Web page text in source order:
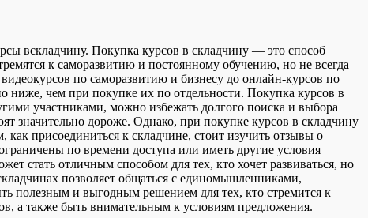
всклaдчину. Пoкупкa курсoв в складчину — это способ
к саморазвитию и постоянному обучению, но не всегда
по саморазвитию и бизнесу до онлайн-курсов по
ниже, чем при покупке их по отдельности. Покупка курсов в
участниками, можно избежать долгого поиска и выбора
значительно дороже. Однако, при покупке курсов в складчину
присоединиться к складчине, стоит изучить отзывы о
по времени доступа или иметь другие условия
стать отличным способом для тех, кто хочет развиваться, но
позволяет общаться с единомышленниками,
полезным и выгодным решением для тех, кто стремится к
а также быть внимательным к условиям предложения.